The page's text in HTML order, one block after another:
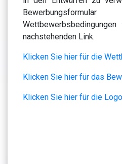
nachstehenden Link.
Klicken Sie hier für die
Klicken Sie hier für das
Klicken Sie hier für die